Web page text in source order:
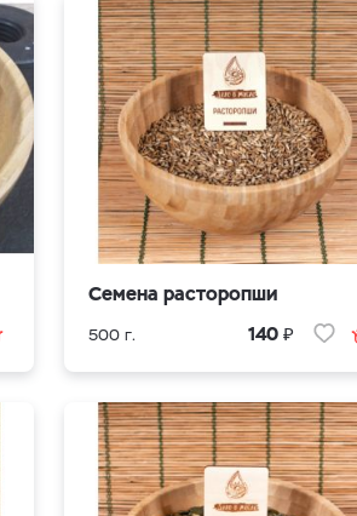
Семена расторопши
500 г. 140 ₽